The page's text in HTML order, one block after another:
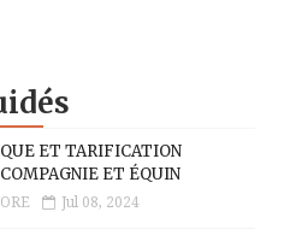
ET TARIFICATION
ET ÉQUIN
Jul 08, 2024